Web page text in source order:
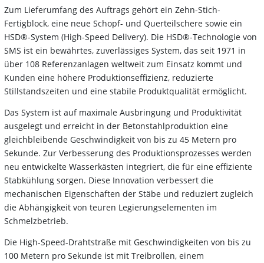
Zum Lieferumfang des Auftrags gehört ein Zehn-Stich-
Fertigblock, eine neue Schopf- und Querteilschere sowie ein
HSD®-System (High-Speed Delivery). Die HSD®-Technologie von
SMS ist ein bewährtes, zuverlässiges System, das seit 1971 in
über 108 Referenzanlagen weltweit zum Einsatz kommt und
Kunden eine höhere Produktionseffizienz, reduzierte
Stillstandszeiten und eine stabile Produktqualität ermöglicht.
Das System ist auf maximale Ausbringung und Produktivität
ausgelegt und erreicht in der Betonstahlproduktion eine
gleichbleibende Geschwindigkeit von bis zu 45 Metern pro
Sekunde. Zur Verbesserung des Produktionsprozesses werden
neu entwickelte Wasserkästen integriert, die für eine effiziente
Stabkühlung sorgen. Diese Innovation verbessert die
mechanischen Eigenschaften der Stäbe und reduziert zugleich
die Abhängigkeit von teuren Legierungselementen im
Schmelzbetrieb.
Die High-Speed-Drahtstraße mit Geschwindigkeiten von bis zu
100 Metern pro Sekunde ist mit Treibrollen, einem